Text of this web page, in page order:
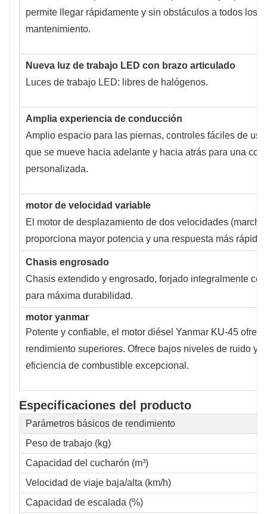
permite llegar rápidamente y sin obstáculos a todos los
mantenimiento.
Nueva luz de trabajo LED con brazo articulado
Luces de trabajo LED: libres de halógenos.
Amplia experiencia de conducción
Amplio espacio para las piernas, controles fáciles de
que se mueve hacia adelante y hacia atrás para una
personalizada.
motor de velocidad variable
El motor de desplazamiento de dos velocidades
proporciona mayor potencia y una respuesta más rápida.
Chasis engrosado
Chasis extendido y engrosado, forjado integralmente
para máxima durabilidad.
motor yanmar
Potente y confiable, el motor diésel Yanmar KU-45
rendimiento superiores. Ofrece bajos niveles de ruido y
eficiencia de combustible excepcional.
Especificaciones del producto
Parámetros básicos de rendimiento
Peso de trabajo (kg)
Capacidad del cucharón (m³)
Velocidad de viaje baja/alta (km/h)
Capacidad de escalada (%)